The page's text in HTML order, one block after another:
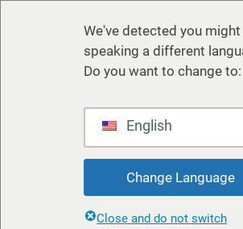
We've detected you
speaking a different
Do you want to change to:
English
Change Language
Close and do not switch